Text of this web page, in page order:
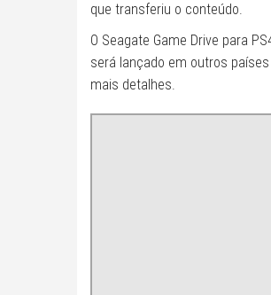
que transferiu o conteúdo.
O Seagate Game Drive para
será lançado em outros
mais detalhes.